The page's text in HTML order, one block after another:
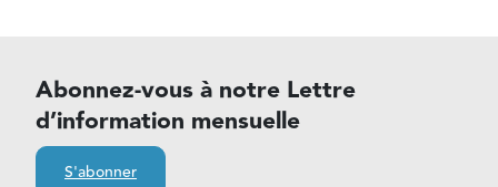
Abonnez-vous à notre Lettre
d’information mensuelle
S'abonner